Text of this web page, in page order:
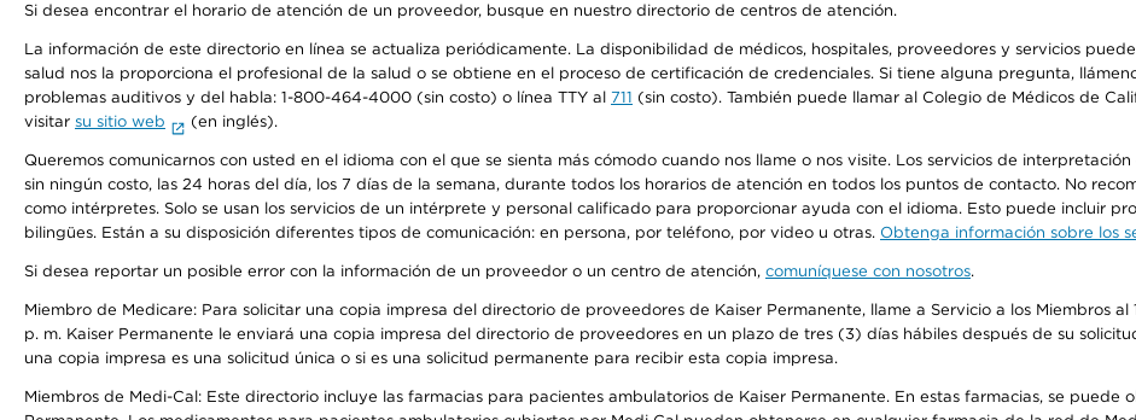
Si desea encontrar el horario de atención de un proveedor, busque en nuestro directorio de centros de atención.
La información de este directorio en línea se actualiza periódicamente. La disponibilidad de médicos, hospitales, proveedores y servicios
salud nos la proporciona el profesional de la salud o se obtiene en el proceso de certificación de credenciales. Si tiene alguna pregunta,
problemas auditivos y del habla: 1-800-464-4000 (sin costo) o línea TTY al 711 (sin costo). También puede llamar al Colegio de Médicos de
visitar su sitio web (en inglés).
Queremos comunicarnos con usted en el idioma con el que se sienta más cómodo cuando nos llame o nos visite. Los servicios de
sin ningún costo, las 24 horas del día, los 7 días de la semana, durante todos los horarios de atención en todos los puntos de contacto. No
como intérpretes. Solo se usan los servicios de un intérprete y personal calificado para proporcionar ayuda con el idioma. Esto puede incluir
bilingües. Están a su disposición diferentes tipos de comunicación: en persona, por teléfono, por video u otras. Obtenga información sobre los
Si desea reportar un posible error con la información de un proveedor o un centro de atención, comuníquese con nosotros.
Miembro de Medicare: Para solicitar una copia impresa del directorio de proveedores de Kaiser Permanente, llame a Servicio a los Miembros
p. m. Kaiser Permanente le enviará una copia impresa del directorio de proveedores en un plazo de tres (3) días hábiles después de su
una copia impresa es una solicitud única o si es una solicitud permanente para recibir esta copia impresa.
Miembros de Medi-Cal: Este directorio incluye las farmacias para pacientes ambulatorios de Kaiser Permanente. En estas farmacias, se